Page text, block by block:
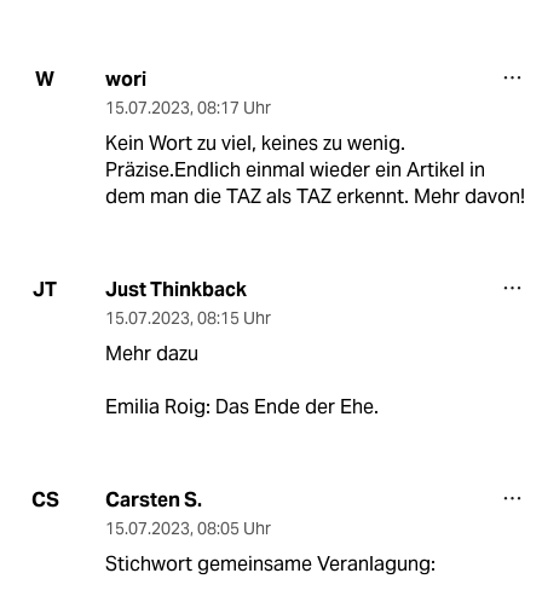
W wori
15.07.2023, 08:17 Uhr
Kein Wort zu viel, keines zu wenig.
Präzise.Endlich einmal wieder ein Artikel in
dem man die TAZ als TAZ erkennt. Mehr davon!
JT Just Thinkback
15.07.2023, 08:15 Uhr
Mehr dazu
Emilia Roig: Das Ende der Ehe.
CS Carsten S.
15.07.2023, 08:05 Uhr
Stichwort gemeinsame Veranlagung: